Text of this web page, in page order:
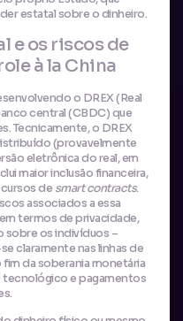
estatal sobre o dinheiro.
e os riscos de
à la China
o DREX (Real
central (CBDC) que
Tecnicamente, o DREX
(provavelmente
eletrônica do real, em
maior inclusão financeira,
de smart contracts.
associados a essa
termos de privacidade,
sobre os indivíduos –
claramente nas linhas de
da soberania monetária
tecnológico e pagamentos